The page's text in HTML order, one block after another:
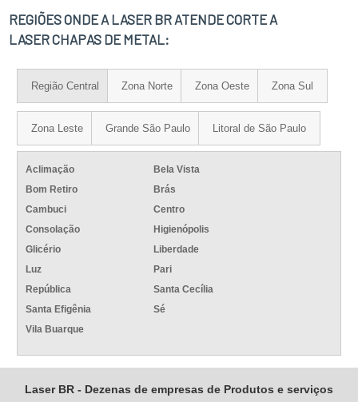
REGIÕES ONDE A LASER BR ATENDE CORTE A
LASER CHAPAS DE METAL:
Região Central Zona Norte Zona Oeste Zona Sul
Zona Leste Grande São Paulo Litoral de São Paulo
Aclimação
Bela Vista
Bom Retiro
Brás
Cambuci
Centro
Consolação
Higienópolis
Glicério
Liberdade
Luz
Pari
República
Santa Cecília
Santa Efigênia
Sé
Vila Buarque
Laser BR - Dezenas de empresas de Produtos e serviços